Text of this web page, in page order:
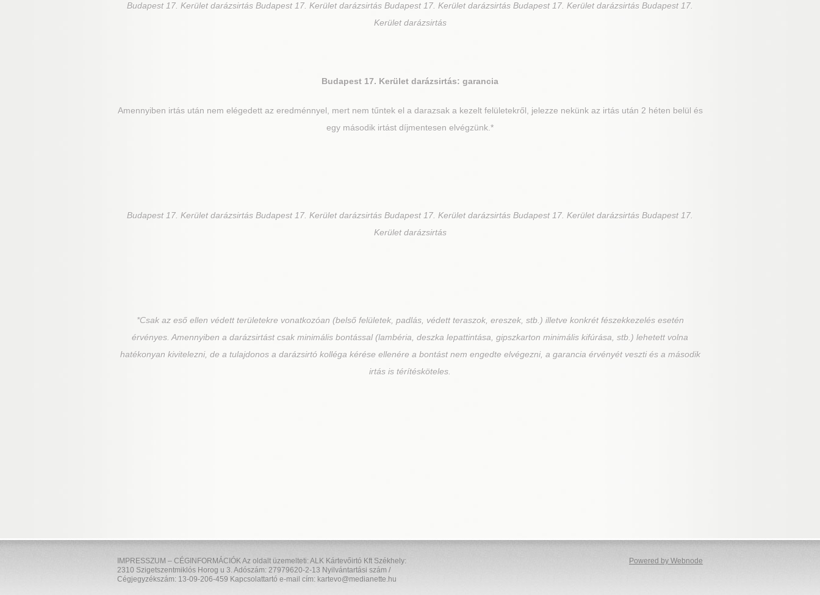
Budapest 17. Kerületdarázsirtás Budapest 17. Kerület darázsirtás Budapest 17. Kerület darázsirtás Budapest 17. Kerület darázsirtás Budapest 17.
Kerület darázsirtás
Budapest 17. Kerület darázsirtás: garancia
Amennyiben irtás után nem elégedett az eredménnyel, mert nem tűntek el a darazsak a kezelt felületekről, jelezze nekünk az irtás után 2 héten belül és
egy második irtást díjmentesen elvégzünk.*
Budapest 17. Kerületdarázsirtás Budapest 17. Kerület darázsirtás Budapest 17. Kerület darázsirtás Budapest 17. Kerület darázsirtás Budapest 17.
Kerület darázsirtás
*Csak az eső ellen védett területekre vonatkozóan (belső felületek, padlás, védett teraszok, ereszek, stb.) illetve konkrét fészekkezelés esetén
érvényes. Amennyiben a darázsirtást csak minimális bontással (lambéria, deszka lepattintása, gipszkarton minimális kifúrása, stb.) lehetett volna
hatékonyan kivitelezni, de a tulajdonos a darázsirtó kolléga kérése ellenére a bontást nem engedte elvégezni, a garancia érvényét veszti és a második
irtás is térítésköteles.
IMPRESSZUM – CÉGINFORMÁCIÓK Az oldalt üzemelteti: ALK Kártevőirtó Kft Székhely:
2310 Szigetszentmiklós Horog u 3. Adószám: 27979620-2-13 Nyilvántartási szám /
Cégjegyzékszám: 13-09-206-459 Kapcsolattartó e-mail cím: kartevo@medianette.hu
Powered by Webnode